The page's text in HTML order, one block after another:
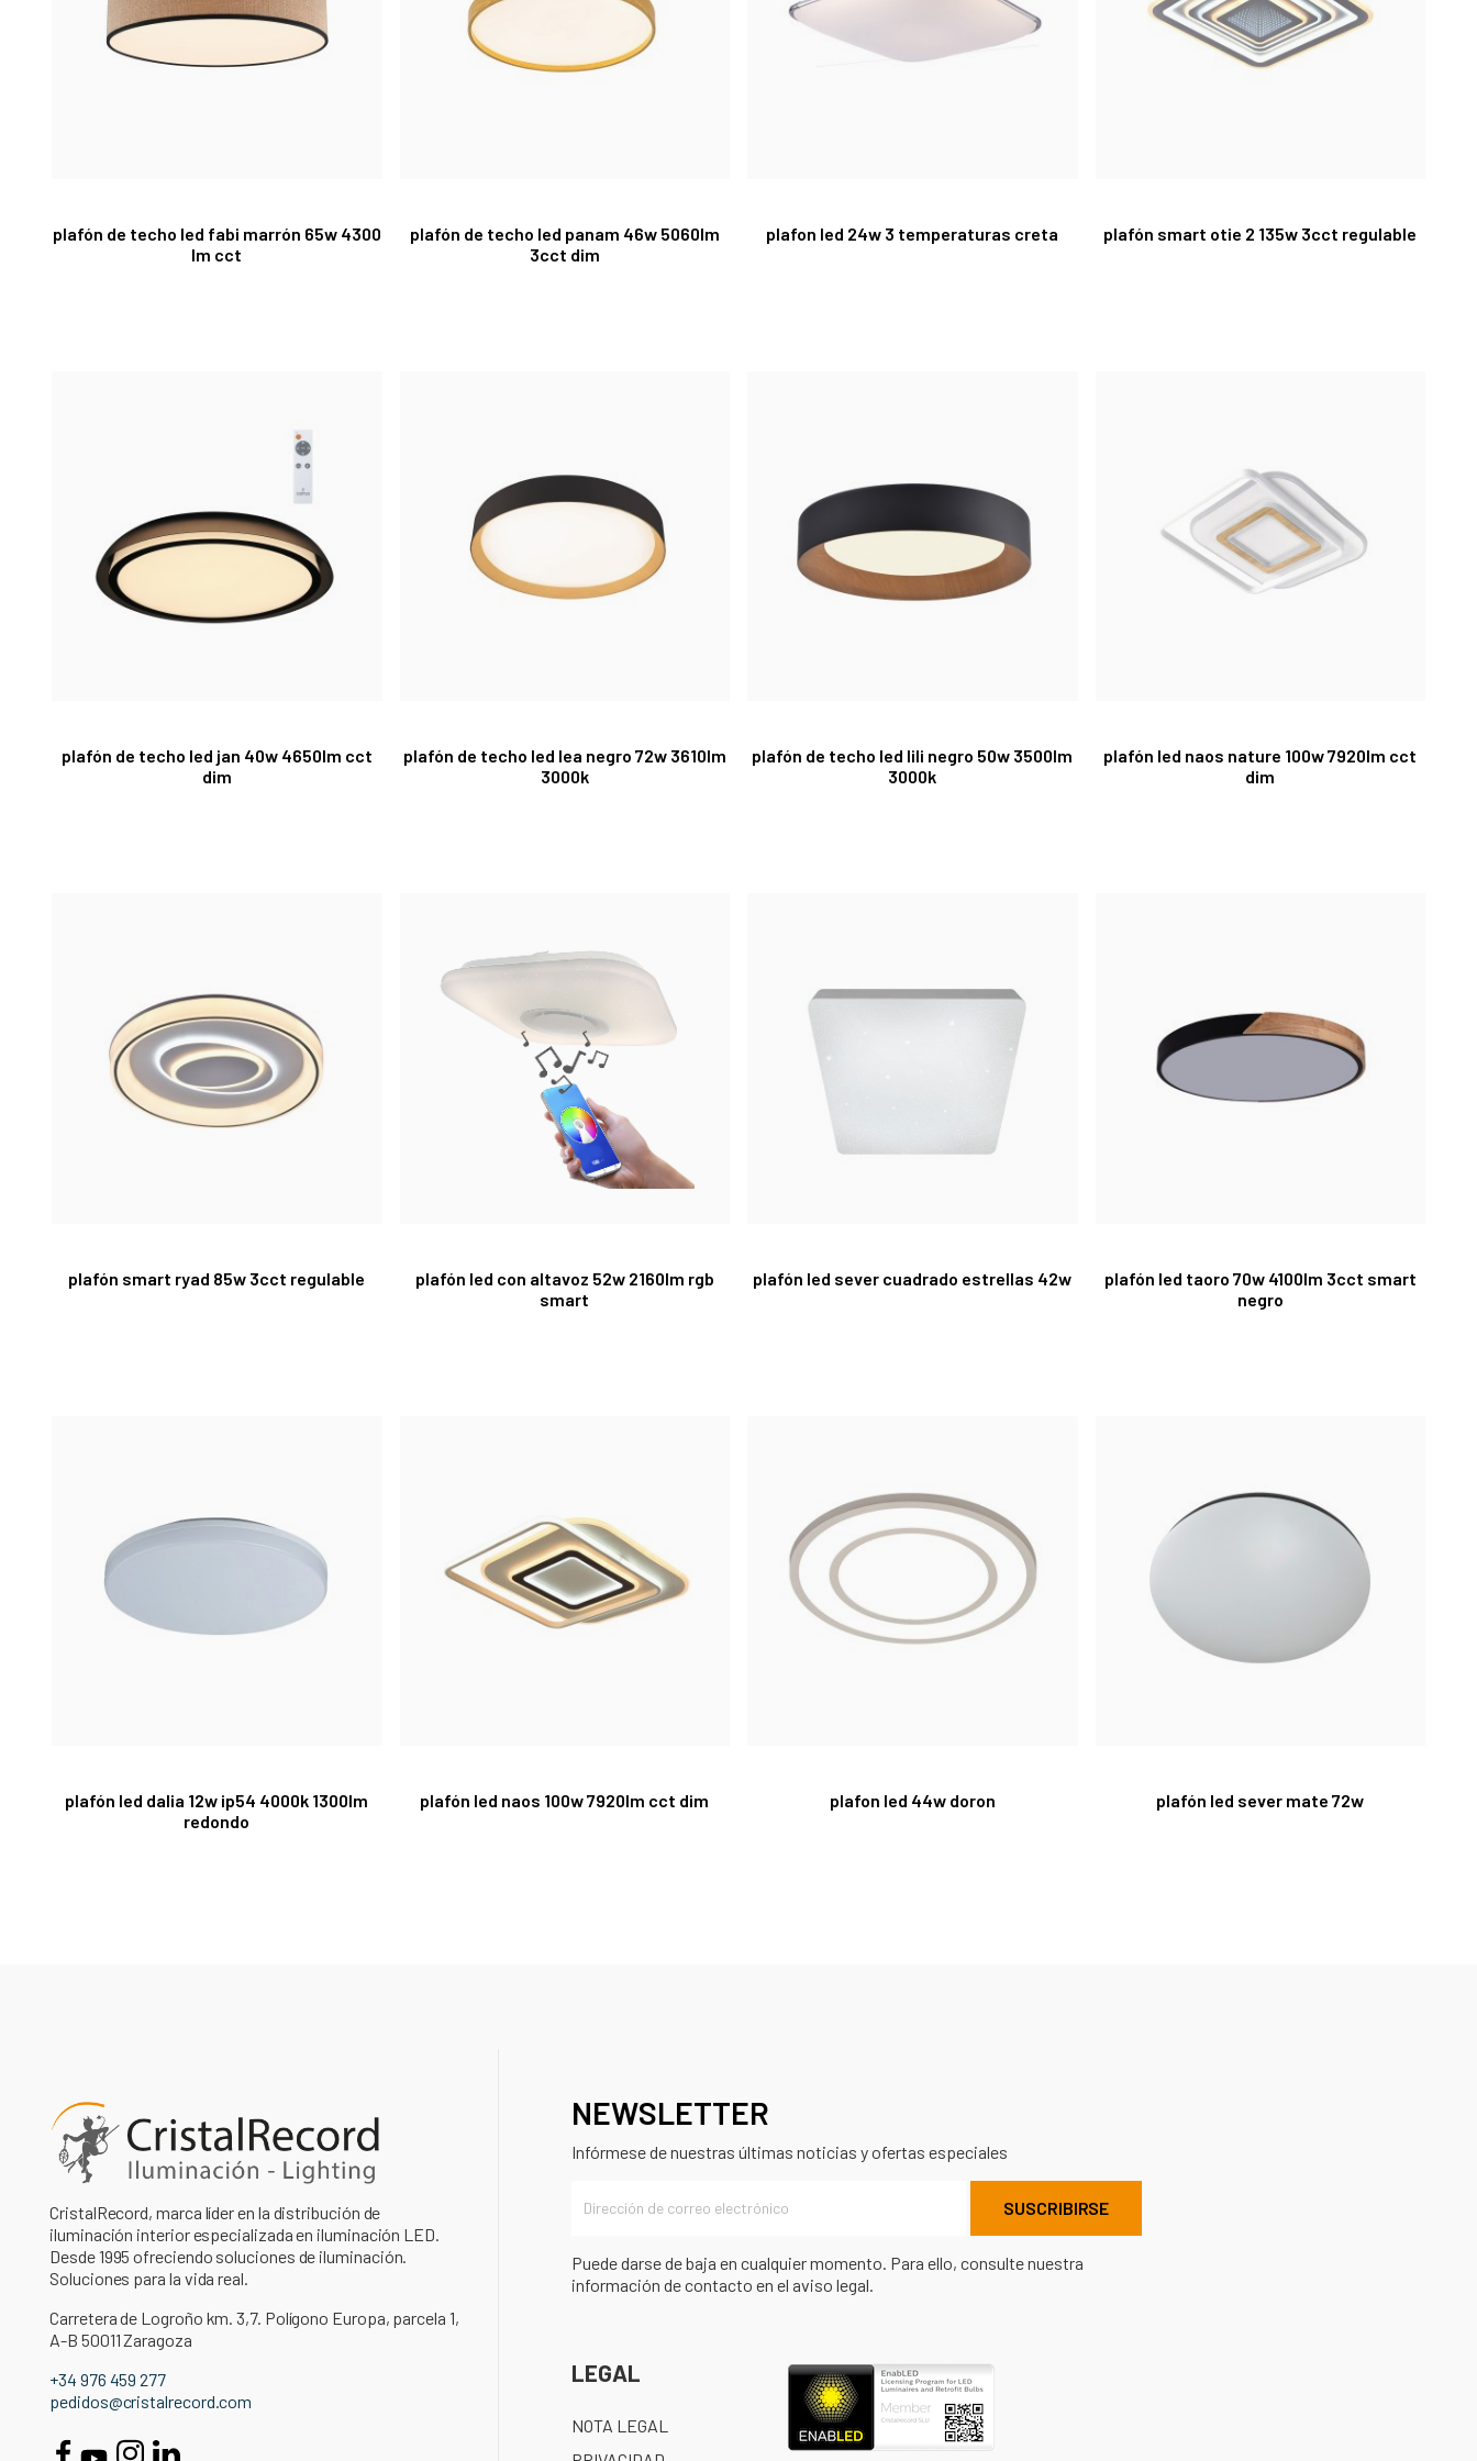
plafón de techo led fabi marrón 65w 4300
lm cct
plafón de techo led panam 46w 5060lm
3cct dim
plafon led 24w 3 temperaturas creta plafón smart otie 2 135w 3cct regulable
plafón de techo led jan 40w 4650lm cct
dim
plafón de techo led lea negro 72w 3610lm
3000k
plafón de techo led lili negro 50w 3500lm
3000k
plafón led naos nature 100w 7920lm cct
dim
plafón smart ryad 85w 3cct regulable
plafón led con altavoz 52w 2160lm rgb
smart
plafón led sever cuadrado estrellas 42w
plafón led taoro 70w 4100lm 3cct smart
negro
plafón led dalia 12w ip54 4000k 1300lm
redondo
plafón led naos 100w 7920lm cct dim plafon led 44w doron plafón led sever mate 72w
CristalRecord, marca líder en la distribución de
iluminación interior especializada en iluminación LED.
Desde 1995 ofreciendo soluciones de iluminación.
Soluciones para la vida real.
Carretera de Logroño km. 3,7. Polígono Europa, parcela 1,
A-B 50011 Zaragoza
+34 976 459 277
pedidos@cristalrecord.com
NEWSLETTER
Infórmese de nuestras últimas noticias y ofertas especiales
Puede darse de baja en cualquier momento. Para ello, consulte nuestra
información de contacto en el aviso legal.
LEGAL
NOTA LEGAL